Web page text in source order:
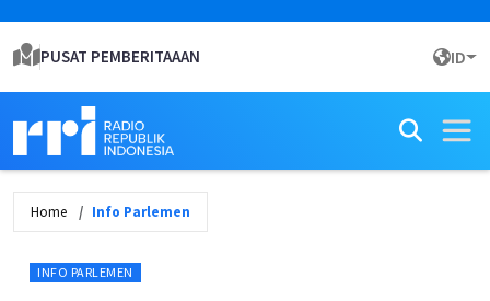
PUSAT PEMBERITAAAN ID
Home Info Parlemen
INFO PARLEMEN